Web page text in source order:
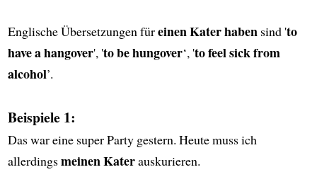
Englische Übersetzungen füreinen Kater haben sind 'to
have a hangover', 'to be hungover‘, 'to feel sick from
alcohol’.
Beispiele 1:
Das war eine super Party gestern. Heute muss ich
allerdingsmeinen Katerauskurieren.